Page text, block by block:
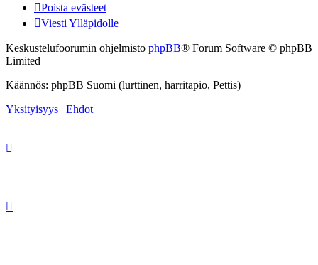
Poista evästeet
Viesti Ylläpidolle
Keskustelufoorumin ohjelmisto phpBB® Forum Software © phpBB
Limited
Käännös: phpBB Suomi (lurttinen, harritapio, Pettis)
Yksityisyys
Ehdot